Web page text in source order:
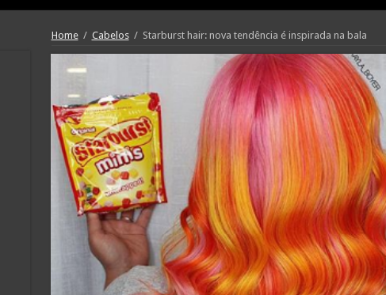
Home / Cabelos / Starburst hair: nova tendência é inspirada na bala